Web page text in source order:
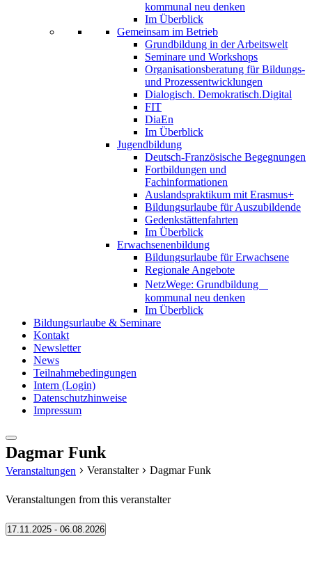
kommunal neu denken
Im Überblick
Gemeinsam im Betrieb
Grundbildung in der Arbeitswelt
Seminare und Workshops
Organisationsberatung für Bildungs-
und Prozessentwicklungen
Dialogisch. Demokratisch.Digital
FIT
DiaEn
Im Überblick
Jugendbildung
Deutsch-Französische Begegnungen
Fortbildungen und
Fachinformationen
Auslandspraktikum mit Erasmus+
Bildungsurlaube für Auszubildende
Gedenkstättenfahrten
Im Überblick
Erwachsenenbildung
Bildungsurlaube für Erwachsene
Regionale Angebote
NetzWege: Grundbildung
kommunal neu denken
Im Überblick
Bildungsurlaube & Seminare
Kontakt
Newsletter
News
Teilnahmebedingungen
Intern (Login)
Datenschutzhinweise
Impressum
Dagmar Funk
Veranstaltungen Veranstalter Dagmar Funk
Veranstaltungen from this veranstalter
17.11.2025 - 06.08.2026